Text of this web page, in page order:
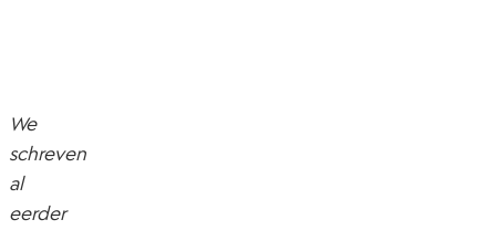
We
schreven
al
eerder